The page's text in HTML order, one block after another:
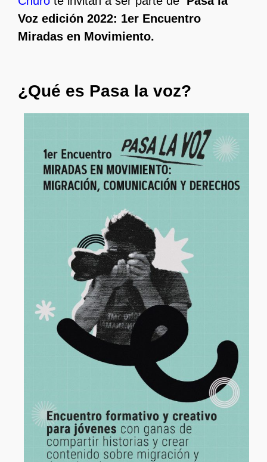
Voz edición 2022: 1er Encuentro
Miradas en Movimiento.
¿Qué es Pasa la voz?